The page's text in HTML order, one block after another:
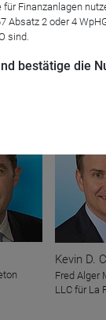
Kevin D.
Fred Alger
LLC für La
Finanzanlagen
Absatz 2 oder 4
sind.
bestätige die